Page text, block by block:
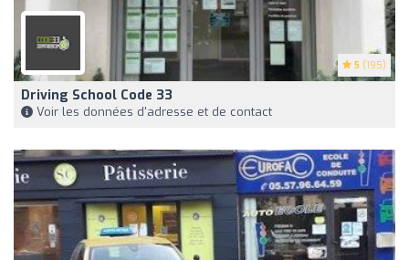
5 (195)
Driving School Code 33
Voir les données d'adresse et de contact